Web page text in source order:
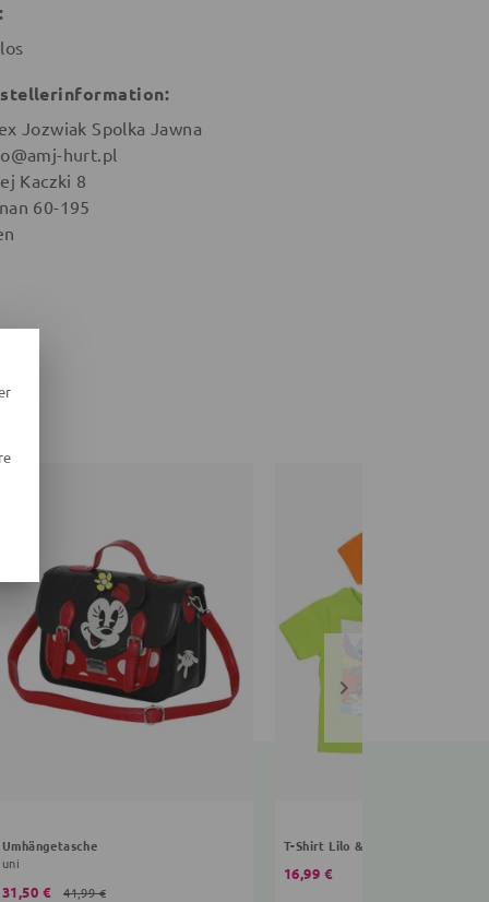
Jozwiak Spolka Jawna
hurt.pl
Kaczki 8
60-195
Umhängetasche
uni
31,50 € 41,99 €
T-Shirt Lilo & Stitch
16,99 €